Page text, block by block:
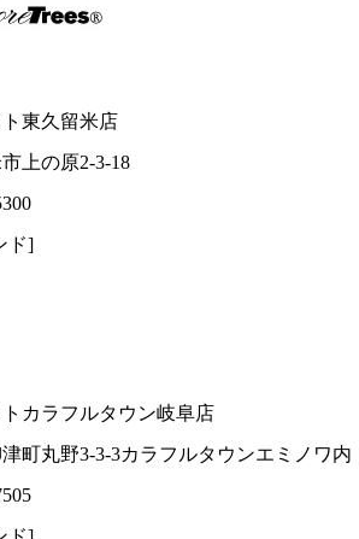
東久留米店
上の原2-3-18
ド]
カラフルタウン岐阜店
町丸野3-3-3カラフルタウンエミノワ内